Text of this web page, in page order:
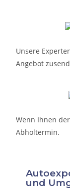
Unsere
Angebot
Wenn Ihnen
Abholtermin.
und